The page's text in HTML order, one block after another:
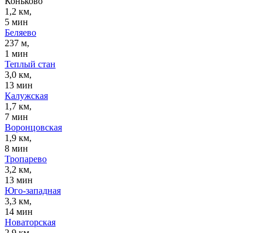
1,2 км,
5 мин
Беляево
237 м,
1 мин
Теплый стан
3,0 км,
13 мин
Калужская
1,7 км,
7 мин
Воронцовская
1,9 км,
8 мин
Тропарево
3,2 км,
13 мин
Юго-западная
3,3 км,
14 мин
Новаторская